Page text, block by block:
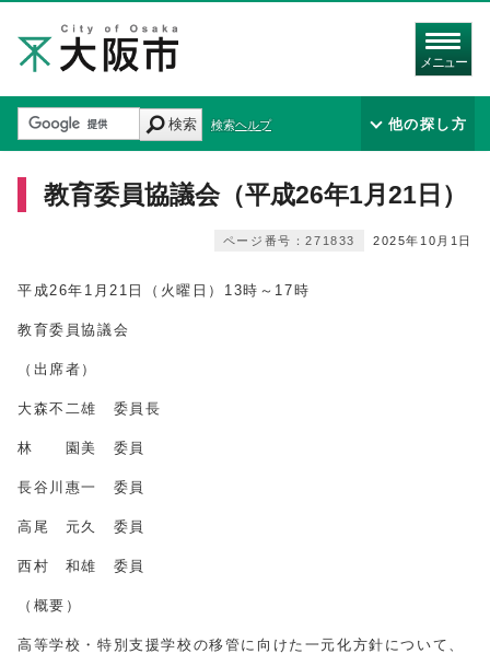
メニュー
検索 検索ヘルプ 他の探し方
教育委員協議会（平成26年1月21日）
2025年10月1日
ページ番号：271833
平成26年1月21 日（火曜日） 13時 ～ 17時
教育委員協議会
（出席者）
大森不二雄 委員長
林 園美 委員
長谷川惠一 委員
高尾 元久 委員
西村 和雄 委員
（概要）
高等学校・特別支援学校の移管に向けた一元化方針について、